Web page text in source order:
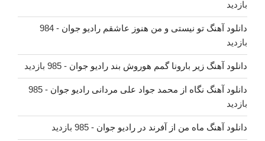
بازدید
دانلود آهنگ تو نیستی و من هنوز عاشقم رادیو جوان
- 984
بازدید
دانلود آهنگ زیر بارونا گمم هوروش بند رادیو جوان - 985 بازدید
دانلود آهنگ نگاه از محمد جواد علی مردانی رادیو جوان
- 985
بازدید
دانلود آهنگ ماه من از آفرند در رادیو جوان - 985 بازدید